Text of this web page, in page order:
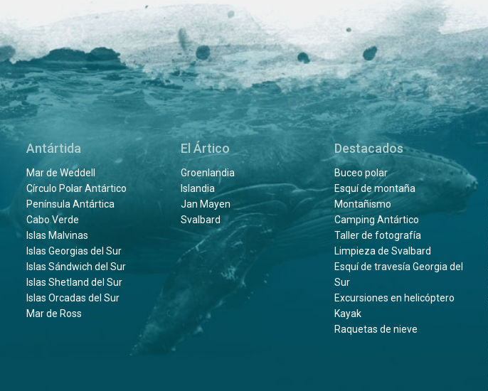
Antártida
Mar de Weddell
Círculo Polar Antártico
Península Antártica
Cabo Verde
Islas Malvinas
Islas Georgias del Sur
Islas Sándwich del Sur
Islas Shetland del Sur
Islas Orcadas del Sur
Mar de Ross
El Ártico
Groenlandia
Islandia
Jan Mayen
Svalbard
Destacados
Buceo polar
Esquí de montaña
Montañismo
Camping Antártico
Taller de fotografía
Limpieza de Svalbard
Esquí de travesía Georgia del
Sur
Excursiones en helicóptero
Kayak
Raquetas de nieve